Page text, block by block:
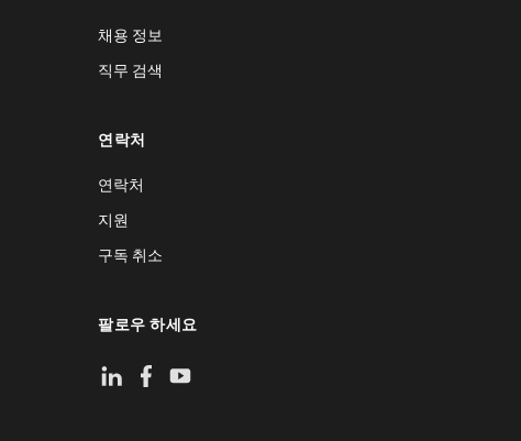
채용 정보
직무 검색
연락처
연락처
지원
구독 취소
팔로우 하세요